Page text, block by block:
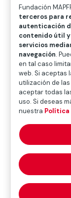
O
P
V
W
Parte superior
Fundación
terceros para
autenticación
contenido útil
servicios
navegación.
en tal caso
web. Si aceptas
utilización de
aceptar todas
uso. Si deseas
nuestra Política